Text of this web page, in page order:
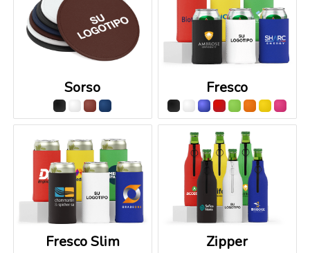
Sorso Fresco
Fresco Slim Zipper